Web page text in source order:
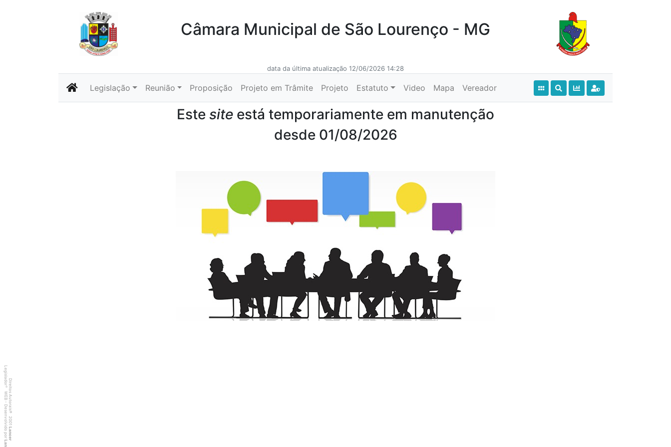
Câmara Municipal de São Lourenço - MG
data da última atualização 12/06/2026 14:28
Legislação Reunião Proposição Projeto em Trâmite Projeto Estatuto Video Mapa Vereador
Este site está temporariamente em manutenção
desde 01/08/2026
Direitos Autorais
©
2001
Lancer
Legislador
®
WEB - Desenvolvido por